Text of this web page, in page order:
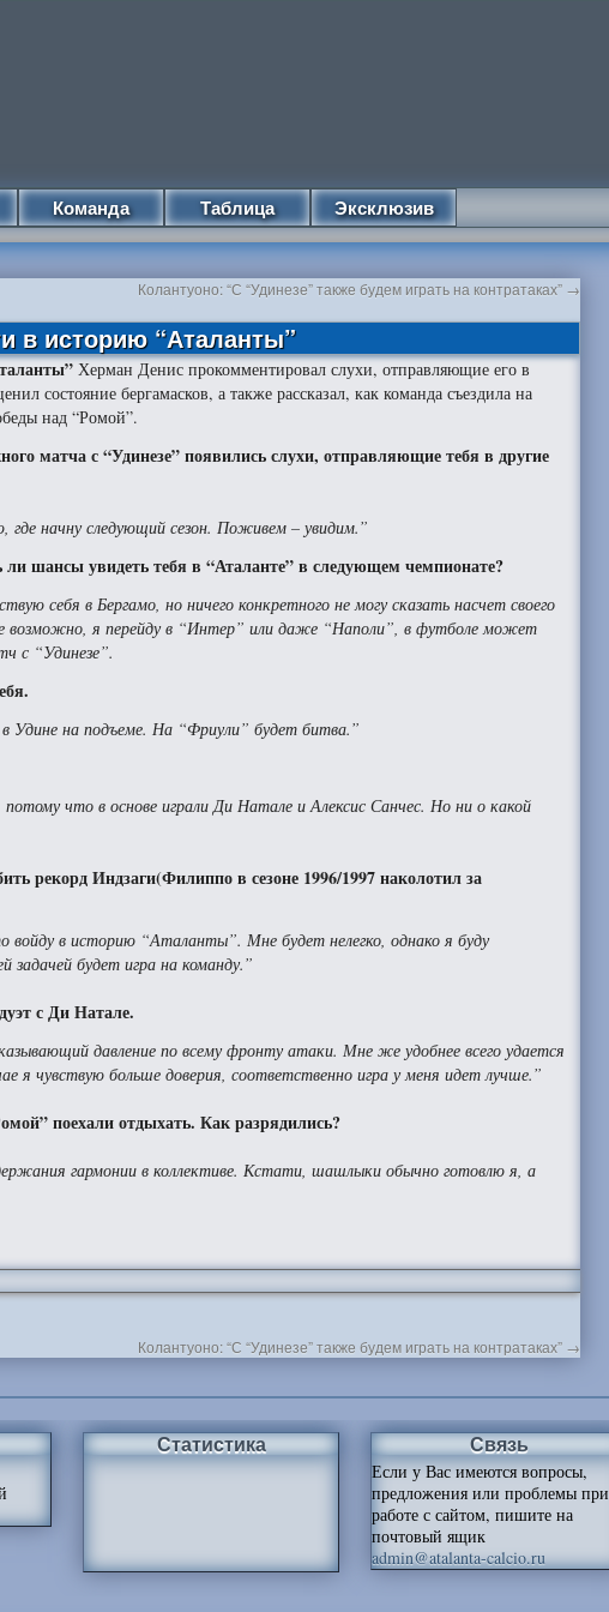
Команда Таблица Эксклюзив
Колантуоно: “С “Удинезе” также будем играть на контратаках” →
в историю “Аталанты”
Херман Денис прокомментировал слухи, отправляющие его в
состояние бергамасков, а также рассказал, как команда съездила на
над “Ромой”.
матча с “Удинезе” появились слухи, отправляющие тебя в другие
где начну следующий сезон. Поживем – увидим.”
ли шансы увидеть тебя в “Аталанте” в следующем чемпионате?
себя в Бергамо, но ничего конкретного не могу сказать насчет своего
возможно, я перейду в “Интер” или даже “Наполи”, в футболе может
с “Удинезе”.
Удине на подъеме. На “Фриули” будет битва.”
что в основе играли Ди Натале и Алексис Санчес. Но ни о какой
рекорд Индзаги(Филиппо в сезоне 1996/1997 наколотил за
войду в историю “Аталанты”. Мне будет нелегко, однако я буду
будет игра на команду.”
с Ди Натале.
давление по всему фронту атаки. Мне же удобнее всего удается
я чувствую больше доверия, соответственно игра у меня идет лучше.”
поехали отдыхать. Как разрядились?
гармонии в коллективе. Кстати, шашлыки обычно готовлю я, а
Колантуоно: “С “Удинезе” также будем играть на контратаках” →
Статистика Связь
Если у Вас имеются вопросы,
предложения или проблемы при
работе с сайтом, пишите на
почтовый ящик
admin@atalanta-calcio.ru